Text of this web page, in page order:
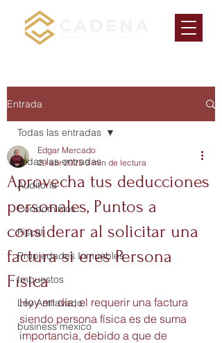
Entrada
Todas las entradas
Auditoría
Condominios
Fiscal
Propiedades Inmuebles
Impuestos
Ley Antilavado
business mexico
Todas las entradas
Aprovecha tus deducciones
personales, Puntos a
considerar al solicitar una
factura si eres Persona
Física
Edgar Mercado
29 abr 2025 3 min de lectura
Hoy en día, el requerir una factura
siendo persona física es de suma
importancia, debido a que de